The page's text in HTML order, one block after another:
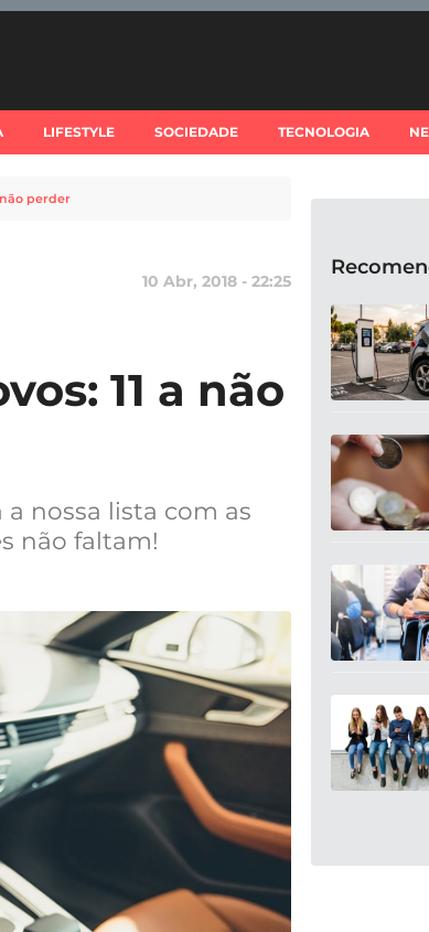
LIFESTYLE SOCIEDADE TECNOLOGIA
não perder
10 Abr, 2018 - 22:25
11 a não
nossa lista com as
não faltam!